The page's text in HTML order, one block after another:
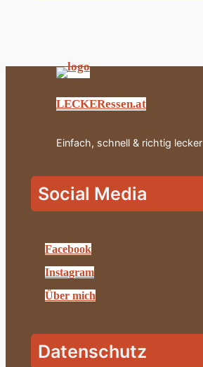
LECKERessen.at
Einfach, schnell & richtig lecker
Social Media
Facebook
Instagram
Über mich
Datenschutz